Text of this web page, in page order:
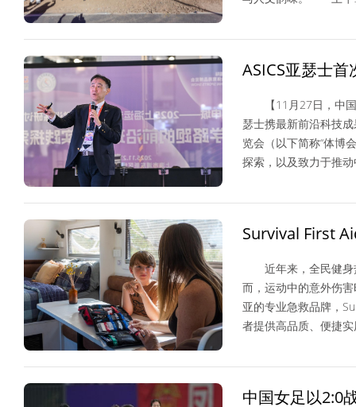
ASICS亚瑟士
引领运动装备
【11月27日，中国
瑟士携最新前沿科技
览会（以下简称“体博
探索，以及致力于推
Survival First
运动安全
近年来，全民健身
而，运动中的意外伤
亚的专业急救品牌，
者提供高品质、便捷
中国女足以2:0